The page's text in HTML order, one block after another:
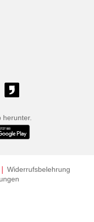
herunter.
Widerrufsbelehrung